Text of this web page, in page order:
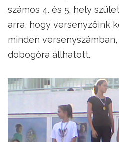
számos 4. és 5. hely
arra, hogy versenyzőink
minden
dobogóra állhatott.